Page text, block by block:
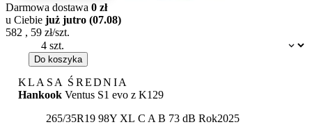
Dostępność:
Darmowa dostawa 0 zł
u Ciebie już jutro (07.08)
582 , 59 zł/szt.
Do koszyka
KLASA ŚREDNIA
Hankook Ventus S1 evo z K129
265/35R19 98Y XL Etykieta:
C A B 73 dB Rok2025